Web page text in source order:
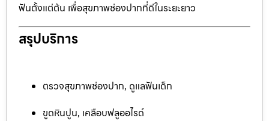
ฟันตั้งแต่ต้น เพื่อสุขภาพช่องปากที่ดีในระยะยาว
สรุปบริการ
ตรวจสุขภาพช่องปาก, ดูแลฟันเด็ก
ขูดหินปูน, เคลือบฟลูออไรด์